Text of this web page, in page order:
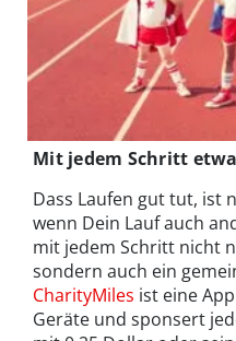
Mit jedem Schritt
Dass Laufen gut tut, ist
wenn Dein Lauf auch
mit jedem Schritt nicht
sondern auch ein
CharityMiles ist eine
Geräte und sponsert